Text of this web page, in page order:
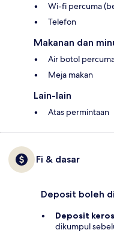
Wi-fi percuma
Telefon
Makanan dan
Air botol
Meja makan
Lain-lain
Atas permintaan
Fi & dasar
Deposit boleh
Deposit
dikumpul